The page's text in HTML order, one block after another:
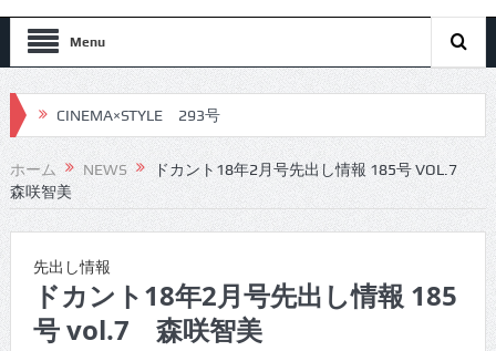
Menu
CINEMA×STYLE 293号
CINEMA×STYLE 292号
CINEMA×STYLE 291号
CINEMA×STYLE 289号
CINEMA×STYLE 288号
ホーム NEWS
ドカント18年2月号先出し情報 185号 VOL.7
森咲智美
先出し情報
ドカント18年2月号先出し情報 185
号 vol.7 森咲智美